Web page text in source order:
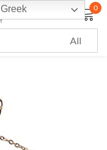
0
Greek
Lost password?